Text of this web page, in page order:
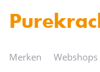
merken webshops